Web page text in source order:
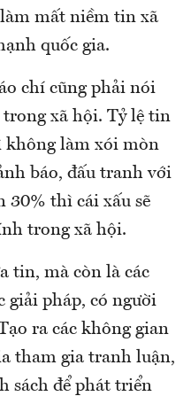
mất niềm tin xã
quốc gia.
chí cũng phải nói
trong xã hội. Tỷ lệ tin
không làm xói mòn
báo, đấu tranh với
30% thì cái xấu sẽ
trong xã hội.
tin, mà còn là các
giải pháp, có người
ra các không gian
tham gia tranh luận,
sách để phát triển